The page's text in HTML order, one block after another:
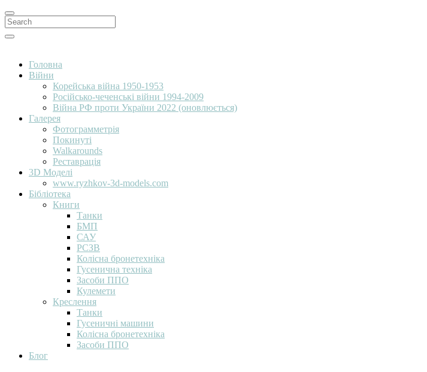
Search
for:
Search
Головна
Війни
Корейська війна 1950-1953
Російсько-чеченські війни 1994-2009
Війна РФ проти України 2022 (оновлюється)
Галерея
Фотограмметрія
Покинуті
Walkarounds
Реставрація
3D Моделі
www.ryzhkov-3d-models.com
Бібліотека
Книги
Танки
БМП
САУ
РСЗВ
Колісна бронетехніка
Гусенична техніка
Засоби ППО
Кулемети
Креслення
Танки
Гусеничні машини
Колісна бронетехніка
Засоби ППО
Блог